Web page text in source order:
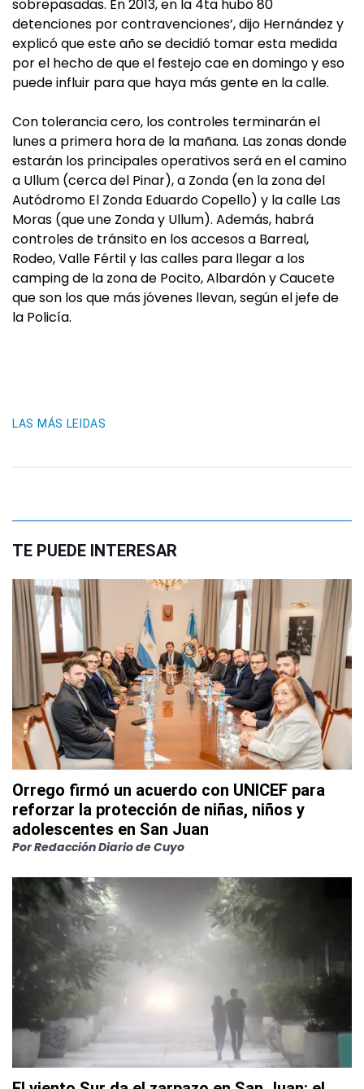
sobrepasadas. En 2013, en la 4ta hubo 80
detenciones por contravenciones’, dijo Hernández y
explicó que este año se decidió tomar esta medida
por el hecho de que el festejo cae en domingo y eso
puede influir para que haya más gente en la calle.
Con tolerancia cero, los controles terminarán el
lunes a primera hora de la mañana. Las zonas donde
estarán los principales operativos será en el camino
a Ullum (cerca del Pinar), a Zonda (en la zona del
Autódromo El Zonda Eduardo Copello) y la calle Las
Moras (que une Zonda y Ullum). Además, habrá
controles de tránsito en los accesos a Barreal,
Rodeo, Valle Fértil y las calles para llegar a los
camping de la zona de Pocito, Albardón y Caucete
que son los que más jóvenes llevan, según el jefe de
la Policía.
LAS MÁS LEIDAS
TE PUEDE INTERESAR
Orrego firmó un acuerdo con UNICEF para
reforzar la protección de niñas, niños y
adolescentes en San Juan
PorRedacción Diario de Cuyo